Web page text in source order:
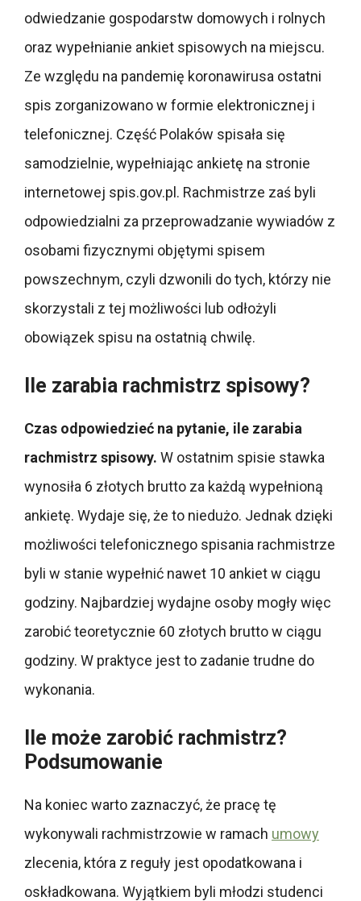
odwiedzanie gospodarstw domowych i rolnych
oraz wypełnianie ankiet spisowych na miejscu.
Ze względu na pandemię koronawirusa ostatni
spis zorganizowano w formie elektronicznej i
telefonicznej. Część Polaków spisała się
samodzielnie, wypełniając ankietę na stronie
internetowej spis.gov.pl. Rachmistrze zaś byli
odpowiedzialni za przeprowadzanie wywiadów z
osobami fizycznymi objętymi spisem
powszechnym, czyli dzwonili do tych, którzy nie
skorzystali z tej możliwości lub odłożyli
obowiązek spisu na ostatnią chwilę.
Ile zarabia rachmistrz spisowy?
Czas odpowiedzieć na pytanie, ile zarabia
rachmistrz spisowy. W ostatnim spisie stawka
wynosiła 6 złotych brutto za każdą wypełnioną
ankietę. Wydaje się, że to niedużo. Jednak dzięki
możliwości telefonicznego spisania rachmistrze
byli w stanie wypełnić nawet 10 ankiet w ciągu
godziny. Najbardziej wydajne osoby mogły więc
zarobić teoretycznie 60 złotych brutto w ciągu
godziny. W praktyce jest to zadanie trudne do
wykonania.
Ile może zarobić rachmistrz?
Podsumowanie
Na koniec warto zaznaczyć, że pracę tę
wykonywali rachmistrzowie w ramach umowy
zlecenia, która z reguły jest opodatkowana i
oskładkowana. Wyjątkiem byli młodzi studenci